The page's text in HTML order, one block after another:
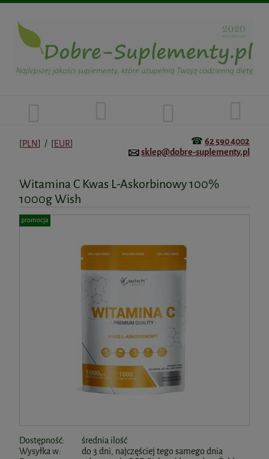
[PLN] / [EUR] ☎ 62 590 4002
sklep@dobre-suplementy.pl
Witamina C Kwas L-Askorbinowy 100%
1000g Wish
promocja
Dostępność:
średnia ilość
Wysyłka w:
do 3 dni, najczęściej tego samego dnia